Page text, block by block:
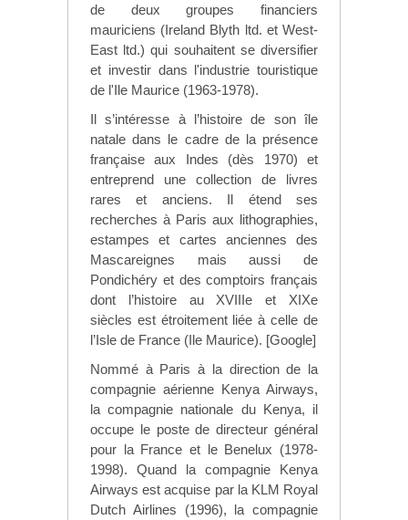
de deux groupes financiers
mauriciens (Ireland Blyth ltd. et West-
East ltd.) qui souhaitent se diversifier
et investir dans l'industrie touristique
de l'Ile Maurice (1963-1978).
Il s’intéresse à l’histoire de son île
natale dans le cadre de la présence
française aux Indes (dès 1970) et
entreprend une collection de livres
rares et anciens. Il étend ses
recherches à Paris aux lithographies,
estampes et cartes anciennes des
Mascareignes mais aussi de
Pondichéry et des comptoirs français
dont l’histoire au XVIIIe et XIXe
siècles est étroitement liée à celle de
l’Isle de France (Ile Maurice). [Google]
Nommé à Paris à la direction de la
compagnie aérienne Kenya Airways,
la compagnie nationale du Kenya, il
occupe le poste de directeur général
pour la France et le Benelux (1978-
1998). Quand la compagnie Kenya
Airways est acquise par la KLM Royal
Dutch Airlines (1996), la compagnie